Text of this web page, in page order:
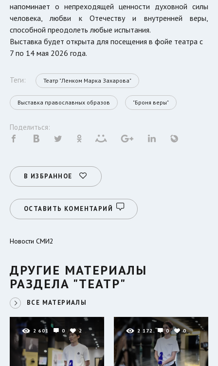
напоминает о непреходящей ценности духовной силы
человека, любви к Отечеству и внутренней веры,
способной преодолеть любые испытания.
Выставка будет открыта для посещения в фойе театра с
7 по 14 мая 2026 года.
Теги: Театр "Ленком Марка Захарова"
Выставка православных образов "Броня веры"
Поделиться:
В ИЗБРАННОЕ
ОСТАВИТЬ КОМЕНТАРИЙ
Новости СМИ2
ДРУГИЕ МАТЕРИАЛЫ
РАЗДЕЛА "ТЕАТР"
ВСЕ МАТЕРИАЛЫ
2 601 0 2 2 172 0 0